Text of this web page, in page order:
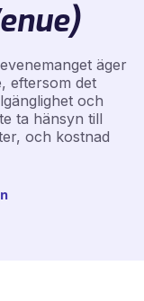
äger
eftersom det
och
ta hänsyn till
och kostnad